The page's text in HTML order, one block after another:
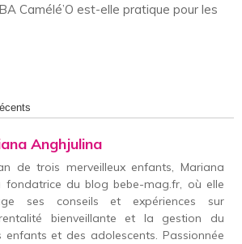
Camélé’O est-elle pratique pour les
Anghjulina
de trois merveilleux enfants, Mariana
fondatrice du blog bebe-mag.fr, où elle
ses conseils et expériences sur
bienveillante et la gestion du
et des adolescents. Passionnée